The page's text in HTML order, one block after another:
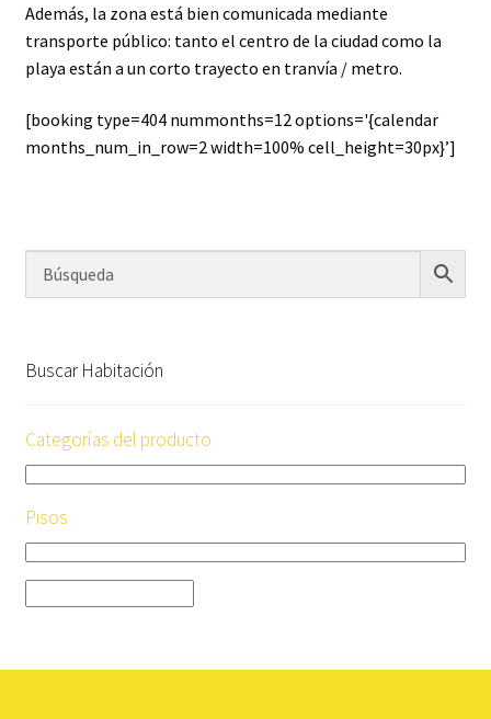
Además, la zona está bien comunicada mediante
transporte público: tanto el centro de la ciudad como la
playa están a un corto trayecto en tranvía / metro.
[booking type=404 nummonths=12 options='{calendar
months_num_in_row=2 width=100% cell_height=30px}’]
Buscar Habitación
Categorías del producto
Pisos